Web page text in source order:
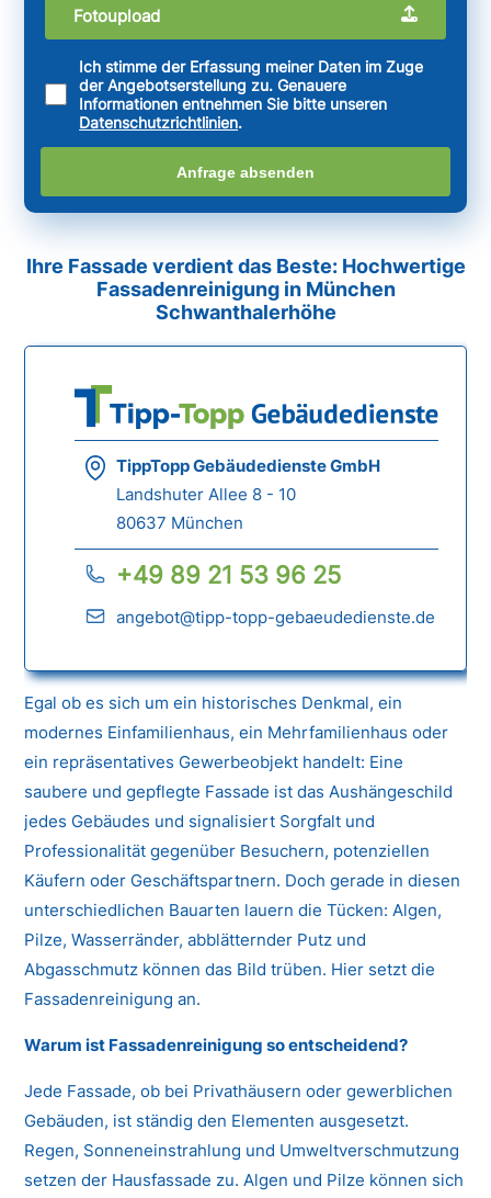
Fotoupload
Ich stimme der Erfassung meiner Daten im Zuge
der Angebotserstellung zu. Genauere
Informationen entnehmen Sie bitte unseren
Datenschutzrichtlinien.
Anfrage absenden
Ihre Fassade verdient das Beste: Hochwertige
Fassadenreinigung in München
Schwanthalerhöhe
TippTopp Gebäudedienste GmbH
Landshuter Allee 8 - 10
80637 München
+49 89 21 53 96 25
angebot@tipp-topp-gebaeudedienste.de
Egal ob es sich um ein historisches Denkmal, ein
modernes Einfamilienhaus, ein Mehrfamilienhaus oder
ein repräsentatives Gewerbeobjekt handelt: Eine
saubere und gepflegte Fassade ist das Aushängeschild
jedes Gebäudes und signalisiert Sorgfalt und
Professionalität gegenüber Besuchern, potenziellen
Käufern oder Geschäftspartnern. Doch gerade in diesen
unterschiedlichen Bauarten lauern die Tücken: Algen,
Pilze, Wasserränder, abblätternder Putz und
Abgasschmutz können das Bild trüben. Hier setzt die
Fassadenreinigung an.
Warum ist Fassadenreinigung so entscheidend?
Jede Fassade, ob bei Privathäusern oder gewerblichen
Gebäuden, ist ständig den Elementen ausgesetzt.
Regen, Sonneneinstrahlung und Umweltverschmutzung
setzen der Hausfassade zu. Algen und Pilze können sich